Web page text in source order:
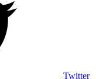
Twitter